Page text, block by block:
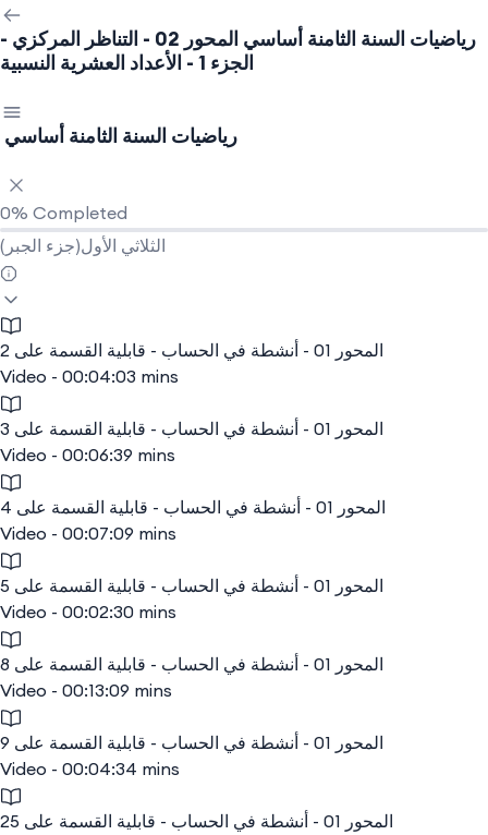
رياضيات السنة الثامنة أساسي
المحور 02 - التناظر المركزي -
الجزء 1 - الأعداد العشرية النسبية
رياضيات السنة الثامنة أساسي
0% Completed
الثلاثي الأول(جزء الجبر)
المحور 01 - أنشطة في الحساب - قابلية القسمة على 2
Video - 00:04:03 mins
المحور 01 - أنشطة في الحساب - قابلية القسمة على 3
Video - 00:06:39 mins
المحور 01 - أنشطة في الحساب - قابلية القسمة على 4
Video - 00:07:09 mins
المحور 01 - أنشطة في الحساب - قابلية القسمة على 5
Video - 00:02:30 mins
المحور 01 - أنشطة في الحساب - قابلية القسمة على 8
Video - 00:13:09 mins
المحور 01 - أنشطة في الحساب - قابلية القسمة على 9
Video - 00:04:34 mins
المحور 01 - أنشطة في الحساب - قابلية القسمة على 25